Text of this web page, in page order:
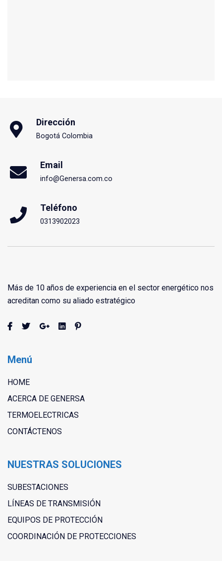
Dirección
Bogotá Colombia
Email
info@Genersa.com.co
Teléfono
0313902023
Más de 10 años de experiencia en el sector energético nos
acreditan como su aliado estratégico
Menú
HOME
ACERCA DE GENERSA
TERMOELECTRICAS
CONTÁCTENOS
NUESTRAS SOLUCIONES
SUBESTACIONES
LÍNEAS DE TRANSMISIÓN
EQUIPOS DE PROTECCIÓN
COORDINACIÓN DE PROTECCIONES